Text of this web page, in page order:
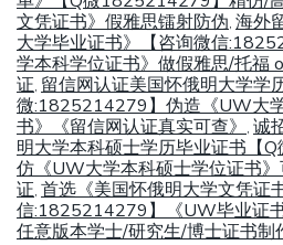
文凭证书》假雅思镭射防伪, 海外
大学毕业证书》【咨询微信
学本科学位证书》做假雅思/托福
证, 留信网认证美国怀俄明大学学
微:1825214279】伪造《UW大
书》《留信网认证真实可查》
, 诚
明大学本科硕士学历毕业证书【
仿《UW大学本科硕士学位证书
证, 首选《美国怀俄明大学文凭证
信:1825214279】《UW毕业证
任意版本学士/研究生/博士证书制